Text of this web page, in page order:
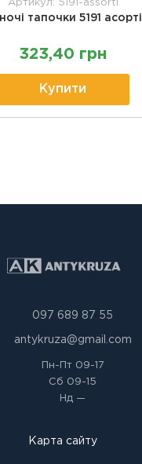
Артикул: 5191-assorti
тапочки 5191 асорті
323,40 грн
Купити
097 689 87 55
antykruza@gmail.com
Пн-Пт09-17
Сб 09-15
Нд —
Карта сайту